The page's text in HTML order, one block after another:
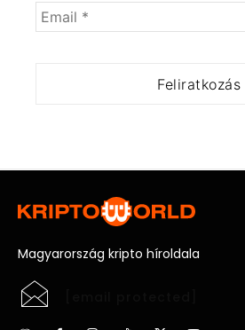
Magyarország kripto híroldala